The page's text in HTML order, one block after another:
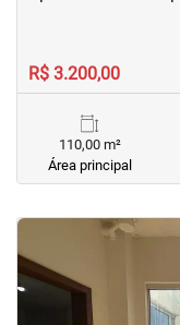
R$ 3.200,00
110,00 m²
Área principal
<